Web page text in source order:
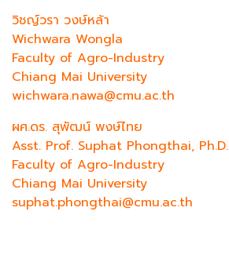
วิชญ์วรา วงษ์หล้า
Wichwara Wongla
Faculty of Agro-Industry
Chiang Mai University
wichwara.nawa@cmu.ac.th
ผศ.ดร. สุพัฒน์ พงษ์ไทย
Asst. Prof. Suphat Phongthai, Ph.D.
Faculty of Agro-Industry
Chiang Mai University
suphat.phongthai@cmu.ac.th